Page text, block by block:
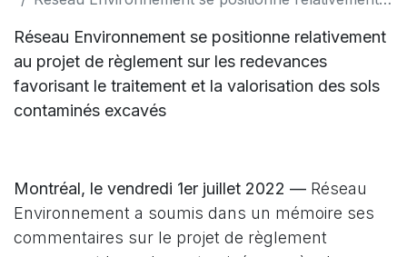
Réseau Environnement se positionne relativement
au projet de règlement sur les redevances
favorisant le traitement et la valorisation des sols
contaminés excavés
Montréal, le vendredi 1er juillet 2022 — Réseau
Environnement a soumis dans un mémoire ses
commentaires sur le projet de règlement